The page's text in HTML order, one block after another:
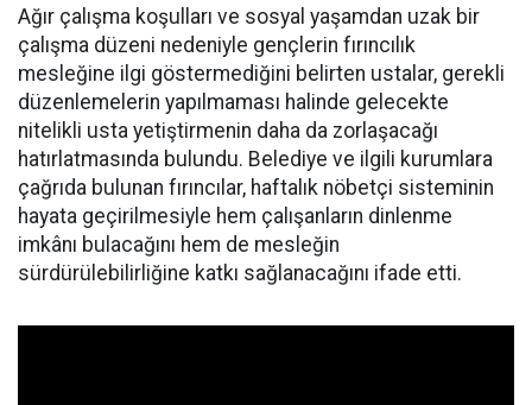
Ağır çalışma koşulları ve sosyal yaşamdan uzak bir
çalışma düzeni nedeniyle gençlerin fırıncılık
mesleğine ilgi göstermediğini belirten ustalar, gerekli
düzenlemelerin yapılmaması halinde gelecekte
nitelikli usta yetiştirmenin daha da zorlaşacağı
hatırlatmasında bulundu. Belediye ve ilgili kurumlara
çağrıda bulunan fırıncılar, haftalık nöbetçi sisteminin
hayata geçirilmesiyle hem çalışanların dinlenme
imkânı bulacağını hem de mesleğin
sürdürülebilirliğine katkı sağlanacağını ifade etti.